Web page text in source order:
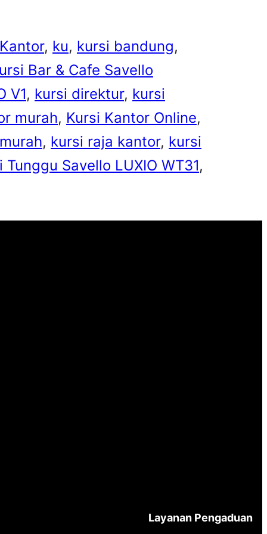
, ku, kursi bandung
Bar & Cafe Savello
V1, kursi direktur, kursi
murah, Kursi Kantor Online
, kursi raja kantor, kursi
Tunggu Savello LUXIO WT31
Layanan Pengaduan